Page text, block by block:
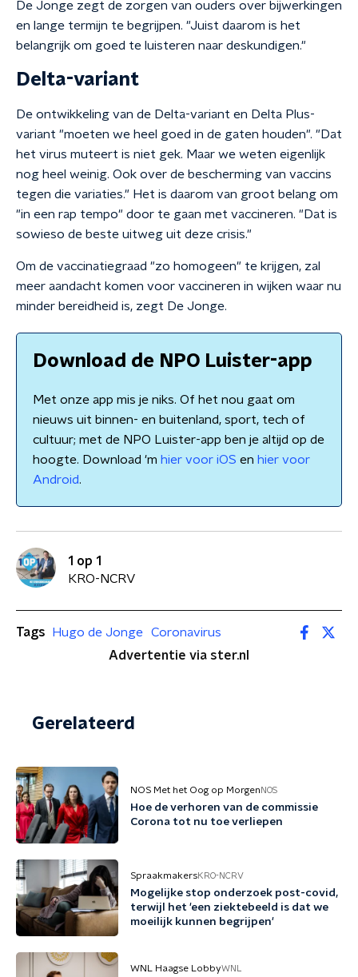
De Jonge zegt de zorgen van ouders over bijwerkingen
en lange termijn te begrijpen. "Juist daarom is het
belangrijk om goed te luisteren naar deskundigen."
Delta-variant
De ontwikkeling van de Delta-variant en Delta Plus-
variant "moeten we heel goed in de gaten houden". "Dat
het virus muteert is niet gek. Maar we weten eigenlijk
nog heel weinig. Ook over de bescherming van vaccins
tegen die variaties." Het is daarom van groot belang om
"in een rap tempo" door te gaan met vaccineren. "Dat is
sowieso de beste uitweg uit deze crisis."
Om de vaccinatiegraad "zo homogeen" te krijgen, zal
meer aandacht komen voor vaccineren in wijken waar nu
minder bereidheid is, zegt De Jonge.
Download de NPO Luister-app
Met onze app mis je niks. Of het nou gaat om
nieuws uit binnen- en buitenland, sport, tech of
cultuur; met de NPO Luister-app ben je altijd op de
hoogte. Download 'm hier voor iOS en hier voor
Android.
1 op 1
KRO-NCRV
Tags Hugo de Jonge
Coronavirus
Advertentie via ster.nl
Gerelateerd
NOS Met het Oog op Morgen NOS
Hoe de verhoren van de commissie
Corona tot nu toe verliepen
SpraakmakersKRO-NCRV
Mogelijke stop onderzoek post-covid,
terwijl het 'een ziektebeeld is dat we
moeilijk kunnen begrijpen'
WNL Haagse LobbyWNL